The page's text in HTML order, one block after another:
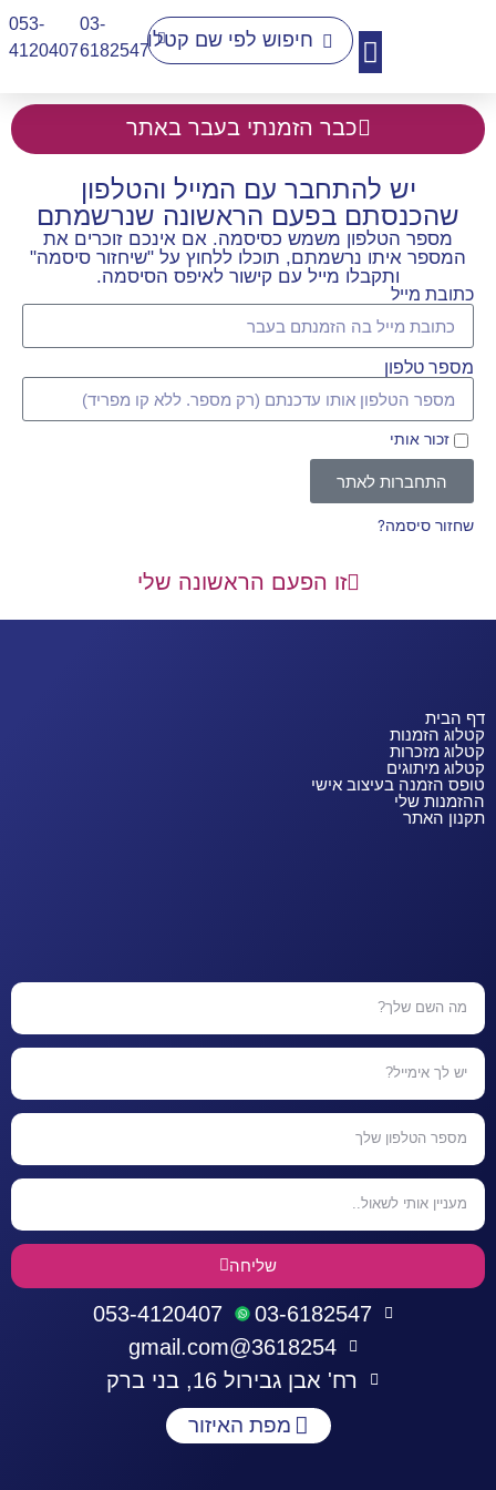
03-
6182547
053-
4120407​
כבר הזמנתי בעבר באתר
זו הפעם הראשונה שלי
יש להתחבר עם המייל והטלפון
שהכנסתם בפעם הראשונה שנרשמתם
מספר הטלפון משמש כסיסמה. אם אינכם זוכרים את
המספר איתו נרשמתם, תוכלו ללחוץ על "שיחזור סיסמה"
ותקבלו מייל עם קישור לאיפס הסיסמה.
כתובת מייל
מספר טלפון
זכור אותי
התחברות לאתר
שחזור סיסמה?
דף הבית
קטלוג הזמנות
קטלוג מזכרות
קטלוג מיתוגים
טופס הזמנה בעיצוב אישי
ההזמנות שלי
תקנון האתר
שליחה
03-6182547
053-4120407
3618254@gmail.com
רח' אבן גבירול 16, בני ברק
מפת האיזור